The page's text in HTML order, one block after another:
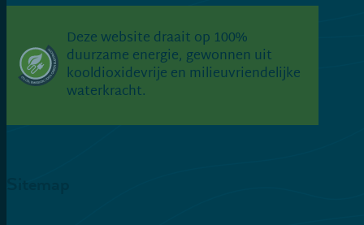
Connect via LinkedIn
Volg op Facebook
Volg op Instagram
Deze website draait op 100%
duurzame energie, gewonnen uit
kooldioxidevrije en milieuvriendelijke
waterkracht.